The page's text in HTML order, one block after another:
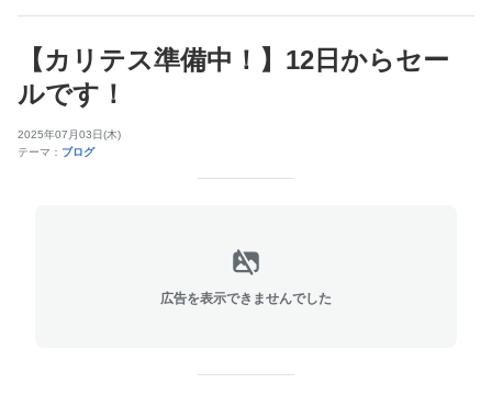
【カリテス準備中！】12日からセー
ルです！
2025年07月03日(木)
テーマ： ブログ
広告を表示できませんでした